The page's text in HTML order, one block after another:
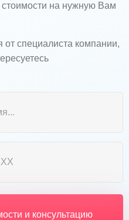
стоимости на нужную Вам
от специалиста компании,
и консультацию